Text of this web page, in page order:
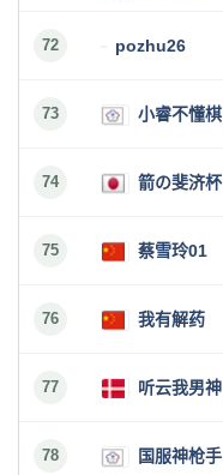
72 pozhu26
73 小睿不懂棋
74 箭の斐济杯
75 蔡雪玲01
76 我有解药
77 听云我男神
78 国服神枪手